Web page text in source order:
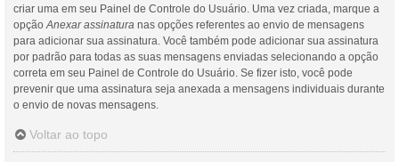
criar uma em seu Painel de Controle do Usuário. Uma vez criada, marque a
opçãoAnexar assinatura nas opções referentes ao envio de mensagens
para adicionar sua assinatura. Você também pode adicionar sua assinatura
por padrão para todas as suas mensagens enviadas selecionando a opção
correta em seu Painel de Controle do Usuário. Se fizer isto, você pode
prevenir que uma assinatura seja anexada a mensagens individuais durante
o envio de novas mensagens.
Voltar ao topo